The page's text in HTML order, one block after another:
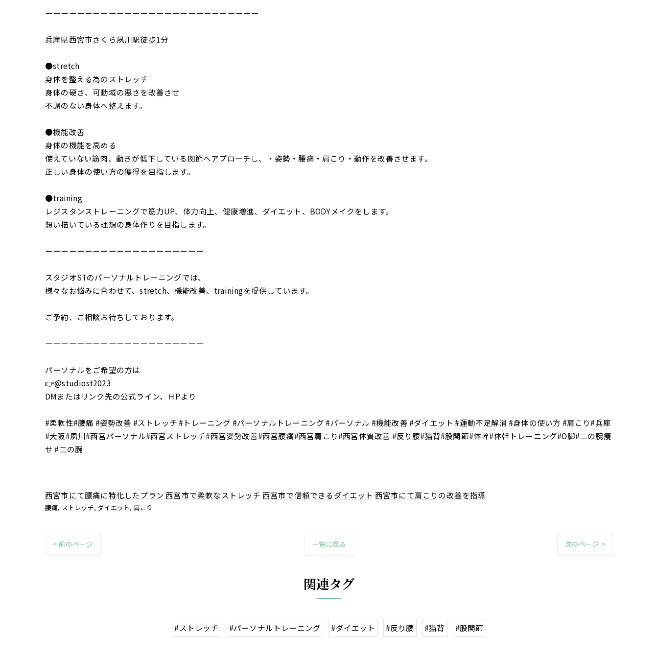
ーーーーーーーーーーーーーーーーーーーーーーーーーーー
兵庫県西宮市さくら夙川駅徒歩1分
●stretch
身体を整える為のストレッチ
身体の硬さ、可動域の悪さを改善させ
不調のない身体へ整えます。
●機能改善
身体の機能を高める
使えていない筋肉、動きが低下している関節へアプローチし、・姿勢・腰痛・肩こり・動作を改善させます。
正しい身体の使い方の獲得を目指します。
●training
レジスタンストレーニングで筋力UP、体力向上、健康増進、ダイエット、BODYメイクをします。
想い描いている理想の身体作りを目指します。
ーーーーーーーーーーーーーーーーーーーー
スタジオSTのパーソナルトレーニングでは、
様々なお悩みに合わせて、stretch、機能改善、trainingを提供しています。
ご予約、ご相談お待ちしております。
ーーーーーーーーーーーーーーーーーーーー
パーソナルをご希望の方は
👉@studiost2023
DMまたはリンク先の公式ライン、ＨPより
#柔軟性#腰痛 #姿勢改善 #ストレッチ #トレーニング #パーソナルトレーニング #パーソナル #機能改善 #ダイエット #運動不足解消 #身体の使い方 #肩こり#兵庫
#大阪#夙川#西宮パーソナル#西宮ストレッチ#西宮姿勢改善#西宮腰痛#西宮肩こり#西宮体質改善 #反り腰#猫背#股関節#体幹#体幹トレーニング#O脚#二の腕痩
せ #二の腕
西宮市にて腰痛に特化したプラン西宮市で柔軟なストレッチ 西宮市で信頼できるダイエット 西宮市にて肩こりの改善を指導
腰痛 ストレッチ ダイエット 肩こり
< 前のページ 一覧に戻る 次のページ >
関連タグ
#ストレッチ #パーソナルトレーニング #ダイエット #反り腰 #猫背 #股関節